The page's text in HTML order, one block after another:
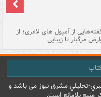
از آمپول های لاغری؛ از
مرگبار تا زیبایی
تحليلي مشرق نيوز می باشد و